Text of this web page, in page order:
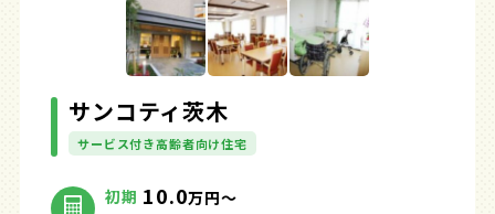
サンコティ茨木
サービス付き高齢者向け住宅
初期 10.0万円～